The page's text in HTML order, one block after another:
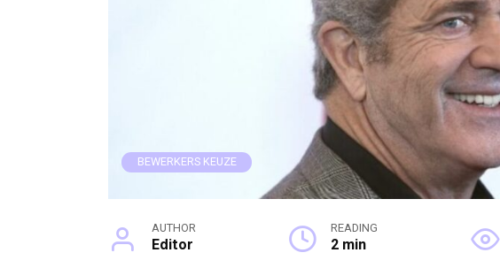
BEWERKERS KEUZE
AUTHOR
Editor
READING
2 min